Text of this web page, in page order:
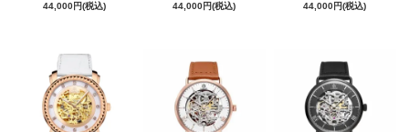
44,000円(税込) 44,000円(税込) 44,000円(税込)